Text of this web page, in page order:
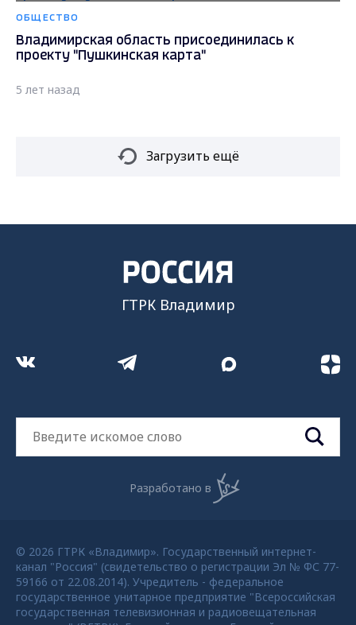
ОБЩЕСТВО
Владимирская область присоединилась к
проекту "Пушкинская карта"
5 лет назад
Загрузить ещё
ГТРК Владимир
Разработано в
© 2026 ГТРК «Владимир». Государственный интернет-
канал "Россия" (свидетельство о регистрации Эл № ФС 77-
59166 от 22.08.2014). Учредитель - федеральное
государственное унитарное предприятие "Всероссийская
государственная телевизионная и радиовещательная